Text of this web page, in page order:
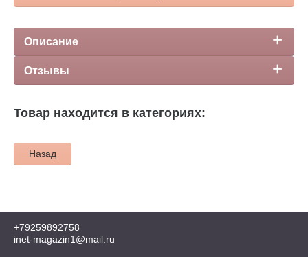
Описание
Отзывы
Товар находится в категориях:
Назад
+79259892758
inet-magazin1@mail.ru